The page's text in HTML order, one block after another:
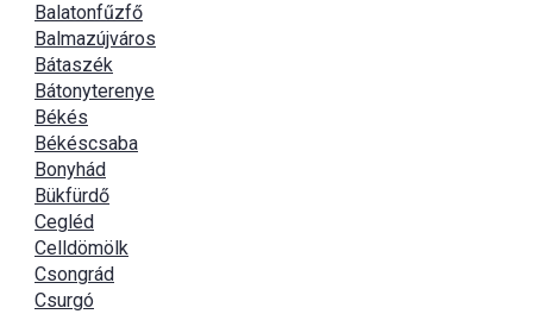
Balatonfűzfő
Balmazújváros
Bátaszék
Bátonyterenye
Békés
Békéscsaba
Bonyhád
Bükfürdő
Cegléd
Celldömölk
Csongrád
Csurgó